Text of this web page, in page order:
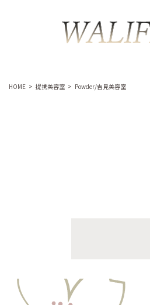
HOME > 提携美容室 > Powder/吉見美容室